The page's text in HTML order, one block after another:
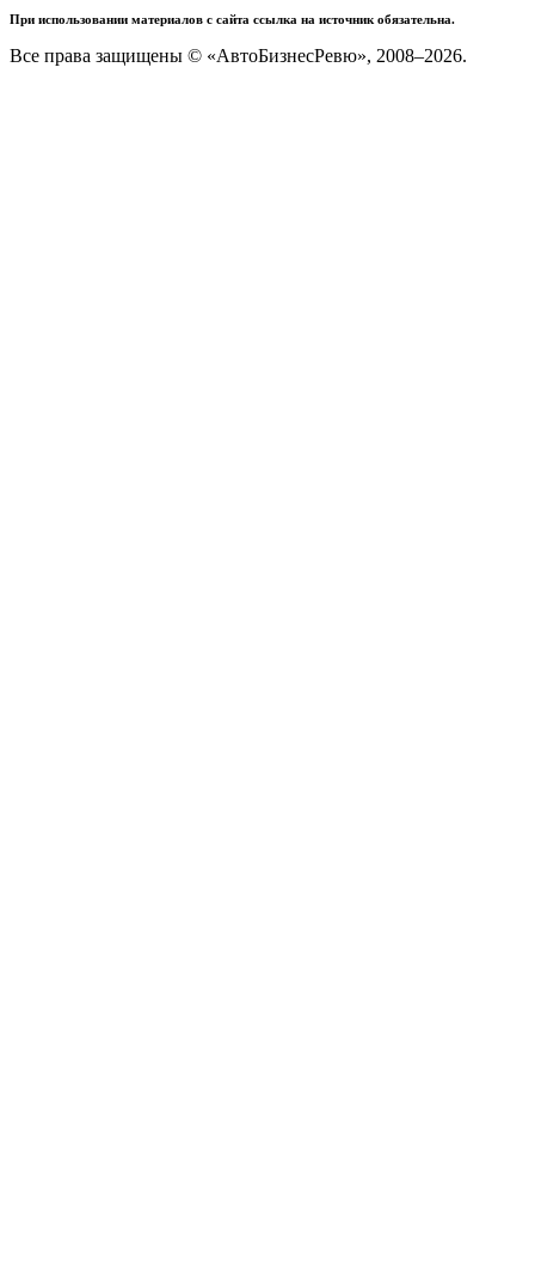
При использовании материалов с сайта ссылка на источник обязательна.
Все права защищены © «АвтоБизнесРевю», 2008–2026.